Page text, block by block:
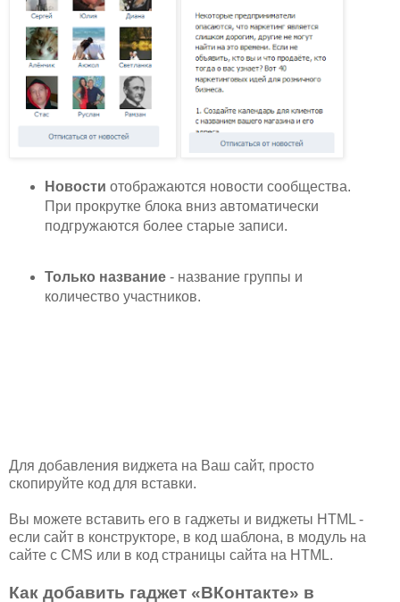
Новости отображаются новости сообщества.
При прокрутке блока вниз автоматически
подгружаются более старые записи.
Только название - название группы и
количество участников.
Для добавления виджета на Ваш сайт, просто
скопируйте код для вставки.
Вы можете вставить его в гаджеты и виджеты HTML -
если сайт в конструкторе, в код шаблона, в модуль на
сайте с CMS или в код страницы сайта на HTML.
Как добавить гаджет «ВКонтакте» в